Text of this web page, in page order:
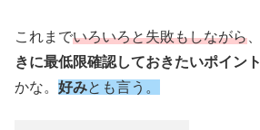
これまでいろいろと失敗もしながら
きに最低限確認しておきたいポイント
かな。 好みとも言う。